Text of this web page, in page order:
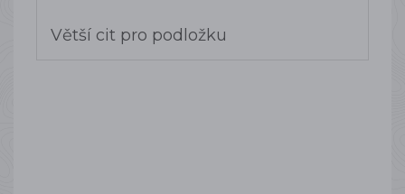
Větší cit pro podložku